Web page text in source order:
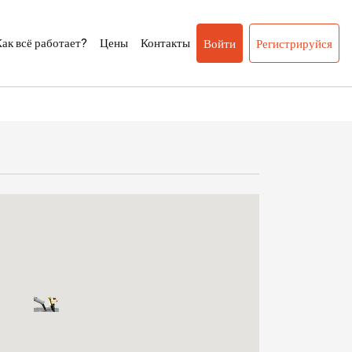
всё работает? Цены Контакты Войти Регистрируйся